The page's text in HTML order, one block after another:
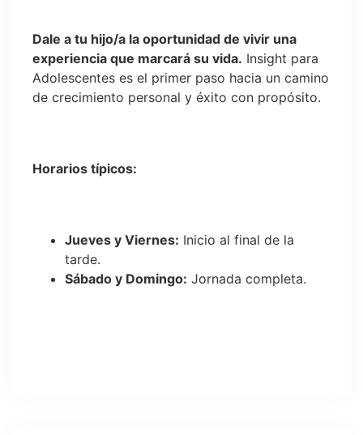
Dale a tu hijo/a la oportunidad de vivir una
experiencia que marcará su vida. Insight para
Adolescentes es el primer paso hacia un camino
de crecimiento personal y éxito con propósito.
Horarios típicos:
Jueves y Viernes: Inicio al final de la
tarde.
Sábado y Domingo: Jornada completa.